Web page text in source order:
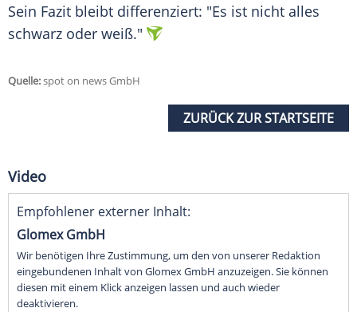
Sein Fazit bleibt differenziert: "Es ist nicht alles
schwarz oder weiß."
Quelle:spot on news GmbH
ZURÜCK ZUR STARTSEITE
Video
Empfohlener externer Inhalt:
Glomex GmbH
Wir benötigen Ihre Zustimmung, um den von unserer Redaktion
eingebundenen Inhalt von Glomex GmbH anzuzeigen. Sie können
diesen mit einem Klick anzeigen lassen und auch wieder
deaktivieren.